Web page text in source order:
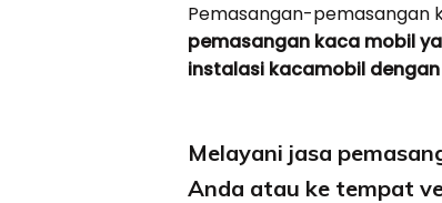
Pemasangan-pemasangan
pemasangan kaca mobil
instalasi kacamobil
Melayani jasa
Anda atau ke tempat